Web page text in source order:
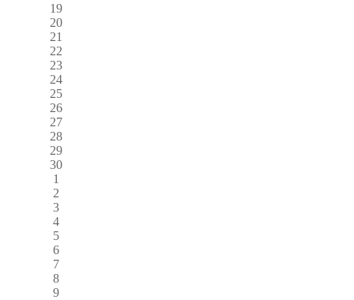
19
20
21
22
23
24
25
26
27
28
29
30
1
2
3
4
5
6
7
8
9